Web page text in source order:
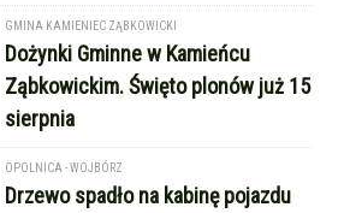
GMINA KAMIENIEC ZĄBKOWICKI
Dożynki Gminne w Kamieńcu
Ząbkowickim. Święto plonów już 15
sierpnia
OPOLNICA - WOJBÓRZ
Drzewo spadło na kabinę pojazdu